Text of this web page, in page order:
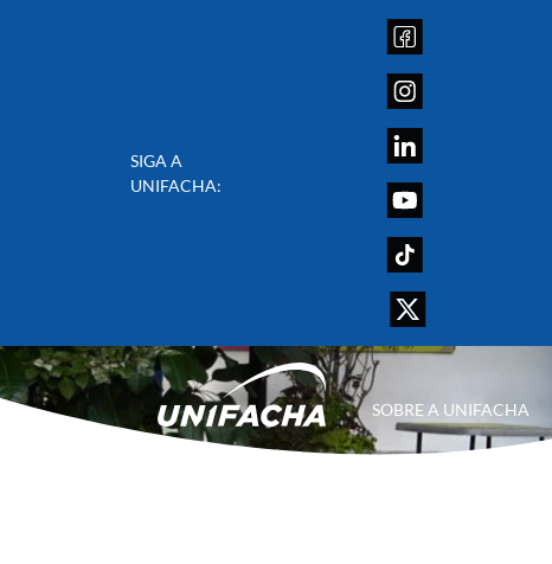
SIGA A
UNIFACHA:
SOBRE A UNIFACHA